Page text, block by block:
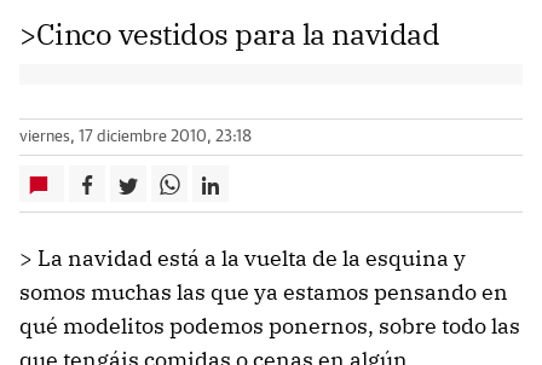
>Cinco vestidos para la navidad
viernes, 17 diciembre 2010, 23:18
> La navidad está a la vuelta de la esquina y
somos muchas las que ya estamos pensando en
qué modelitos podemos ponernos, sobre todo las